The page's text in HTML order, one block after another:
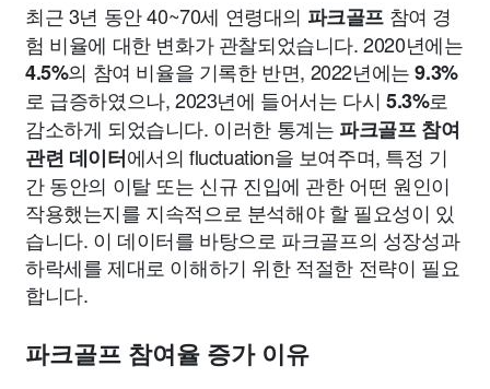
최근 3년 동안 40~70세 연령대의 파크골프 참여 경
험 비율에 대한 변화가 관찰되었습니다. 2020년에는
4.5%의 참여 비율을 기록한 반면, 2022년에는9.3%
로 급증하였으나, 2023년에 들어서는 다시5.3%로
감소하게 되었습니다. 이러한 통계는 파크골프 참여
관련 데이터에서의 fluctuation을 보여주며, 특정 기
간 동안의 이탈 또는 신규 진입에 관한 어떤 원인이
작용했는지를 지속적으로 분석해야 할 필요성이 있
습니다. 이 데이터를 바탕으로 파크골프의 성장성과
하락세를 제대로 이해하기 위한 적절한 전략이 필요
합니다.
파크골프 참여율 증가 이유